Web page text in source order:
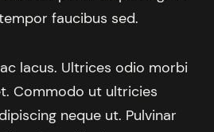
faucibus sed.
lacus. Ultrices odio morbi
Commodo ut ultricies
neque ut. Pulvinar